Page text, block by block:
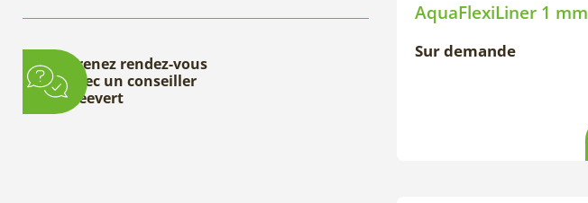
Prenez rendez-vous
avec un conseiller
Deevert
AquaFlexiLiner 1 mm
Sur demande